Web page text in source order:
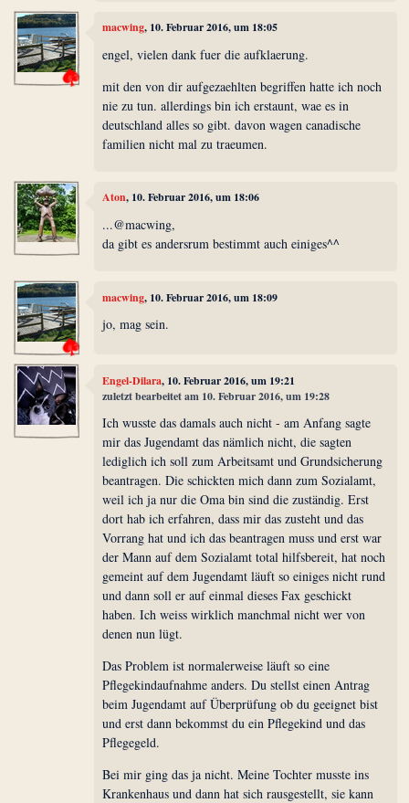
macwing, 10. Februar 2016, um 18:05
engel, vielen dank fuer die aufklaerung.
mit den von dir aufgezaehlten begriffen hatte ich noch
nie zu tun. allerdings bin ich erstaunt, wae es in
deutschland alles so gibt. davon wagen canadische
familien nicht mal zu traeumen.
Aton, 10. Februar 2016, um 18:06
...@macwing,
da gibt es andersrum bestimmt auch einiges^^
macwing, 10. Februar 2016, um 18:09
jo, mag sein.
Engel-Dilara, 10. Februar 2016, um 19:21
zuletzt bearbeitet am 10. Februar 2016, um 19:28
Ich wusste das damals auch nicht - am Anfang sagte
mir das Jugendamt das nämlich nicht, die sagten
lediglich ich soll zum Arbeitsamt und Grundsicherung
beantragen. Die schickten mich dann zum Sozialamt,
weil ich ja nur die Oma bin sind die zuständig. Erst
dort hab ich erfahren, dass mir das zusteht und das
Vorrang hat und ich das beantragen muss und erst war
der Mann auf dem Sozialamt total hilfsbereit, hat noch
gemeint auf dem Jugendamt läuft so einiges nicht rund
und dann soll er auf einmal dieses Fax geschickt
haben. Ich weiss wirklich manchmal nicht wer von
denen nun lügt.
Das Problem ist normalerweise läuft so eine
Pflegekindaufnahme anders. Du stellst einen Antrag
beim Jugendamt auf Überprüfung ob du geeignet bist
und erst dann bekommst du ein Pflegekind und das
Pflegegeld.
Bei mir ging das ja nicht. Meine Tochter musste ins
Krankenhaus und dann hat sich rausgestellt, sie kann